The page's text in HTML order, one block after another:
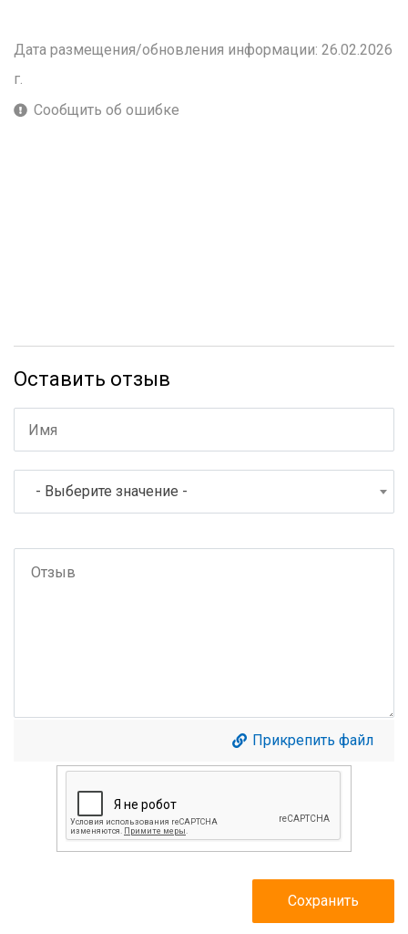
Дата размещения/обновления информации: 26.02.2026
г.
Сообщить об ошибке
Оставить отзыв
- Выберите значение -
Прикрепить файл